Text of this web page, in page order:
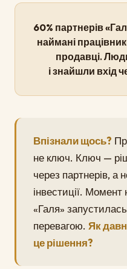
60% партнерів
наймані
продавці.
і знайшли вхід
Впізнали щось?
не ключ. Ключ —
через партнерів, а
інвестиції.
«Галя»
перевагою. Як
це рішення?